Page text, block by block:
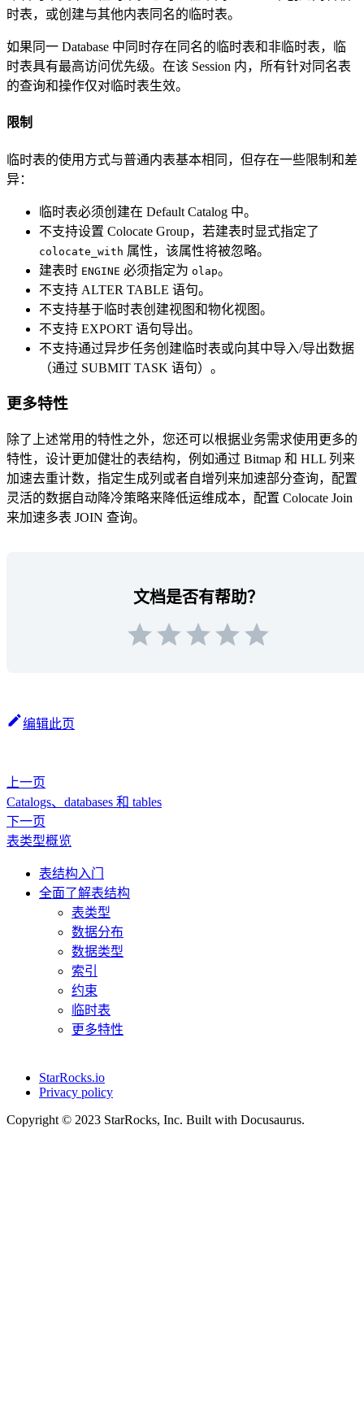
时表，或创建与其他内表同名的临时表。
如果同一 Database 中同时存在同名的临时表和非临时表，临
时表具有最高访问优先级。在该 Session 内，所有针对同名表
的查询和操作仅对临时表生效。
限制
临时表的使用方式与普通内表基本相同，但存在一些限制和差
异：
临时表必须创建在 Default Catalog 中。
不支持设置 Colocate Group，若建表时显式指定了
colocate_with 属性，该属性将被忽略。
建表时 ENGINE 必须指定为 olap。
不支持 ALTER TABLE 语句。
不支持基于临时表创建视图和物化视图。
不支持 EXPORT 语句导出。
不支持通过异步任务创建临时表或向其中导入/导出数据
（通过 SUBMIT TASK 语句）。
更多特性
除了上述常用的特性之外，您还可以根据业务需求使用更多的
特性，设计更加健壮的表结构，例如通过 Bitmap 和 HLL 列来
加速去重计数，指定生成列或者自增列来加速部分查询，配置
灵活的数据自动降冷策略来降低运维成本，配置 Colocate Join
来加速多表 JOIN 查询。
文档是否有帮助？
编辑此页
上一页
Catalogs、databases 和 tables
下一页
表类型概览
表结构入门
全面了解表结构
表类型
数据分布
数据类型
索引
约束
临时表
更多特性
StarRocks.io
Privacy policy
Copyright © 2023 StarRocks, Inc. Built with Docusaurus.